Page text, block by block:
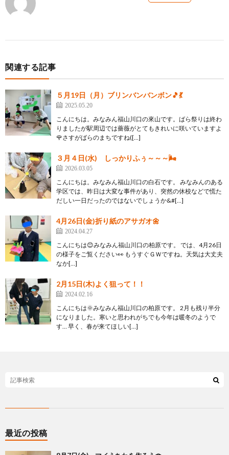
関連する記事
５月19日（月）ブリンバンバンボン🎵💃
2025.05.20
こんにちは。みなみん福山川口の來山です。ばら祭りは終わ
りましたが駅周辺では薔薇がとてもきれいに咲いていますよ
🌹さすがばらのまちですね([…]
３月４日(水) しっかりふぅ～～～🌬️
2026.03.05
こんにちは。みなみん福山川口の白石です。 みなみんのある
学区では、昨日は大変な事件があり、突然の休校などで慌た
だしい一日だったのではないでしょうか&#[…]
4月26日(金)折り紙のアサガオ🌼
2024.04.27
こんにちは😊みなみん福山川口の柏原です。 では、4月26日
の様子をご覧ください👀 もうすぐＧＷですね。天気は大丈夫
なか[…]
2月15日(木)よく狙って！！
2024.02.16
こんにちは🌞みなみん福山川口の柏原です。 2月も残り半分
になりました。寒いと思われがちでも今年は暖冬のようで
す… 早く、春が来てほしい[…]
最近の投稿